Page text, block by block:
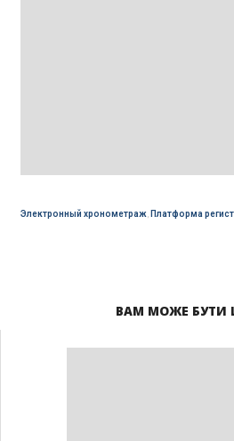
Электронный хронометраж, Платформа
ВАМ МОЖЕ БУТИ